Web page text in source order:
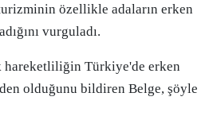
özellikle adaların erken
vurguladı.
hareketliliğin Türkiye'de erken
olduğunu bildiren Belge, şöyle